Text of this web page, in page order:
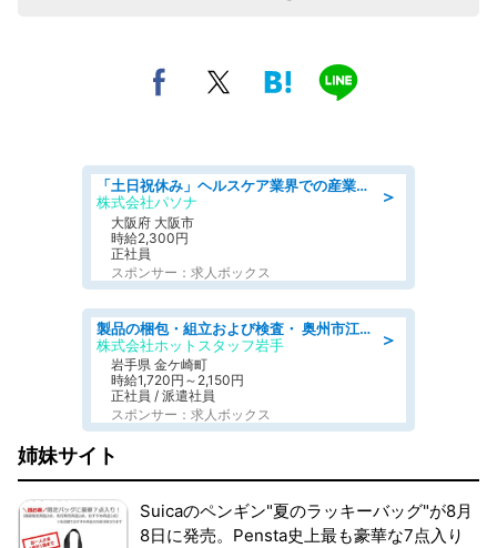
＞
「土日祝休み」ヘルスケア業界での産業保健師業務/看護師/高時給/要資格:正看護師
株式会社パソナ
大阪府 大阪市
時給2,300円
正社員
スポンサー：求人ボックス
＞
製品の梱包・組立および検査・ 奥州市江刺/大手企業で長期安定 梱包・検査・組立/半年経過毎に5万円の報奨金有
株式会社ホットスタッフ岩手
岩手県 金ケ崎町
時給1,720円～2,150円
正社員 / 派遣社員
スポンサー：求人ボックス
姉妹サイト
Suicaのペンギン"夏のラッキーバッグ"が8月
8日に発売。Pensta史上最も豪華な7点入り